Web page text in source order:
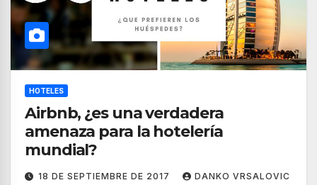
HOTELES
Airbnb, ¿es una verdadera
amenaza para la hotelería
mundial?
18 DE SEPTIEMBRE DE 2017
DANKO VRSALOVIC